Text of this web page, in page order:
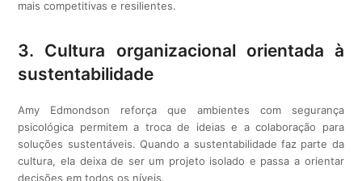
mais competitivas e resilientes.
3. Cultura organizacional orientada à
sustentabilidade
Amy Edmondson reforça que ambientes com segurança
psicológica permitem a troca de ideias e a colaboração para
soluções sustentáveis. Quando a sustentabilidade faz parte da
cultura, ela deixa de ser um projeto isolado e passa a orientar
decisões em todos os níveis.